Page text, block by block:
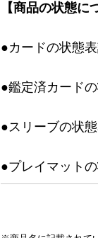
【商品の状態に
●カードの状態
●鑑定済カード
●スリーブの状
●プレイマット